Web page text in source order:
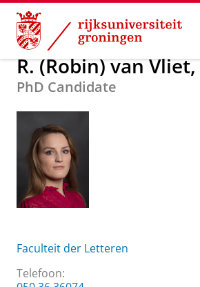
Skip
Content
Skip
Navigation
Over ons R. (Robin) van
R. (Robin) van
PhD Candidate
Faculteit der Letteren
Telefoon: